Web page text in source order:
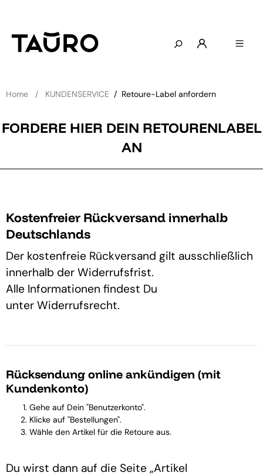
Home KUNDENSERVICE / Retoure-Label anfordern
FORDERE HIER DEIN RETOURENLABEL
AN
Kostenfreier Rückversand innerhalb
Deutschlands
Der kostenfreie Rückversand gilt ausschließlich
innerhalb der Widerrufsfrist.
Alle Informationen findest Du
unter Widerrufsrecht.
Rücksendung online ankündigen (mit
Kundenkonto)
Gehe auf Dein "Benutzerkonto".
Klicke auf "Bestellungen".
Wähle den Artikel für die Retoure aus.
Du wirst dann auf die Seite „Artikel